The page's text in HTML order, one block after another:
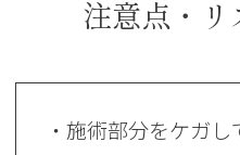
注意点・
・施術部分をケガ